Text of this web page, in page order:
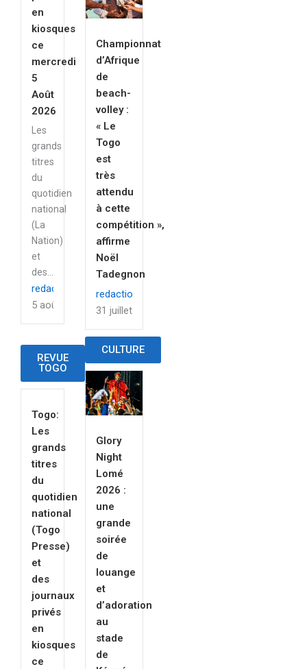
en
kiosques
ce
mercredi
5
Août
2026
Les
grands
titres
du
quotidien
national
(La
Nation)
et
des...
redaction
5 août 2026
REVUE
TOGO
Togo:
Les
grands
titres
du
quotidien
national
(Togo
Presse)
et
des
journaux
privés
en
kiosques
ce
Championnat
d’Afrique
de
beach-
volley :
« Le
Togo
est
très
attendu
à cette
compétition »,
affirme
Noël
Tadegnon
redaction
31 juillet 2026
CULTURE
Glory
Night
Lomé
2026 :
une
grande
soirée
de
louange
et
d’adoration
au
stade
de